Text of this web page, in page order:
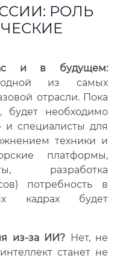
РОЛЬ
и в будущем:
одной из самых
отрасли. Пока
будет необходимо
и специалисты для
техники и
платформы,
разработка
потребность в
кадрах будет
из-за ИИ? Нет, не
станет не